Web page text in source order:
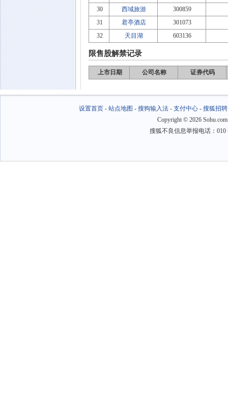
30
西域旅游
300859
31
君亭酒店
301073
32
天目湖 603136
限售股解禁记录
上市日期 公司名称 证券代码
设置首页- 站点地图 - 搜狗输入法- 支付中心- 搜狐招聘
Copyright © 2026
搜狐不良信息举报电话：010